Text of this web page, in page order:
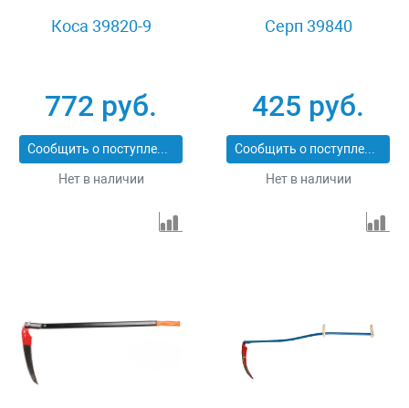
Коса 39820-9
772 руб.
Сообщить о поступлении
Нет в наличии
Серп 39840
425 руб.
Сообщить о поступлении
Нет в наличии